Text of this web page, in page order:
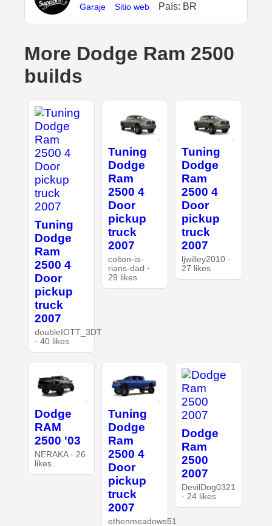
Garaje Sitio web País: BR
More Dodge Ram 2500
builds
Tuning
Dodge
Ram
2500 4
Door
pickup
truck
2007
doubleIOTT_3DT
· 40 likes
Tuning
Dodge
Ram
2500 4
Door
pickup
truck
2007
colton-is-
rians-dad ·
29 likes
Tuning
Dodge
Ram
2500 4
Door
pickup
truck
2007
ljwilley2010 ·
27 likes
Dodge
RAM
2500 '03
NERAKA · 26
likes
Tuning
Dodge
Ram
2500 4
Door
pickup
truck
2007
ethenmeadows51
Dodge
Ram
2500
2007
DevilDog0321
· 24 likes